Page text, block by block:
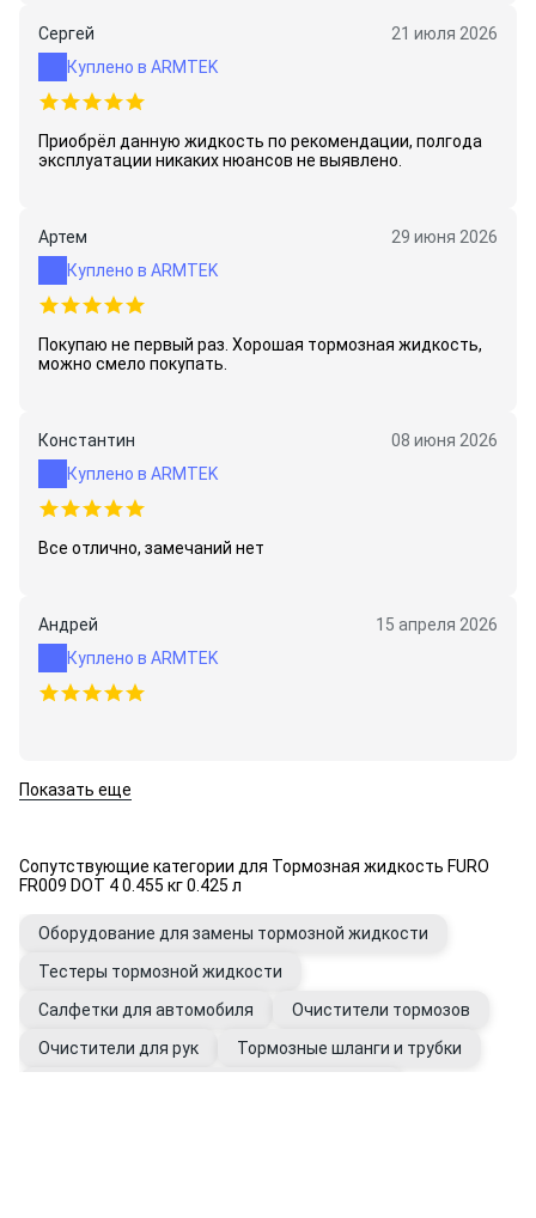
Сергей
21 июля 2026
Куплено в ARMTEK
Приобрёл данную жидкость по рекомендации, полгода
эксплуатации никаких нюансов не выявлено.
Артем
29 июня 2026
Куплено в ARMTEK
Покупаю не первый раз. Хорошая тормозная жидкость,
можно смело покупать.
Константин
08 июня 2026
Куплено в ARMTEK
Все отлично, замечаний нет
Андрей
15 апреля 2026
Куплено в ARMTEK
Показать еще
Сопутствующие категории для Тормозная жидкость FURO
FR009 DOT 4 0.455 кг 0.425 л
Оборудование для замены тормозной жидкости
Тестеры тормозной жидкости
Салфетки для автомобиля
Очистители тормозов
Очистители для рук
Тормозные шланги и трубки